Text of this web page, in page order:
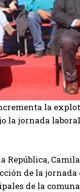
la
la jornada
República,
de la jornada
de la